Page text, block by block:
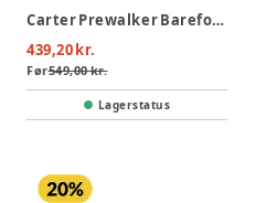
Carter Prewalker Barefoot - Rose
439,20 kr.
Før549,00 kr.
Lagerstatus